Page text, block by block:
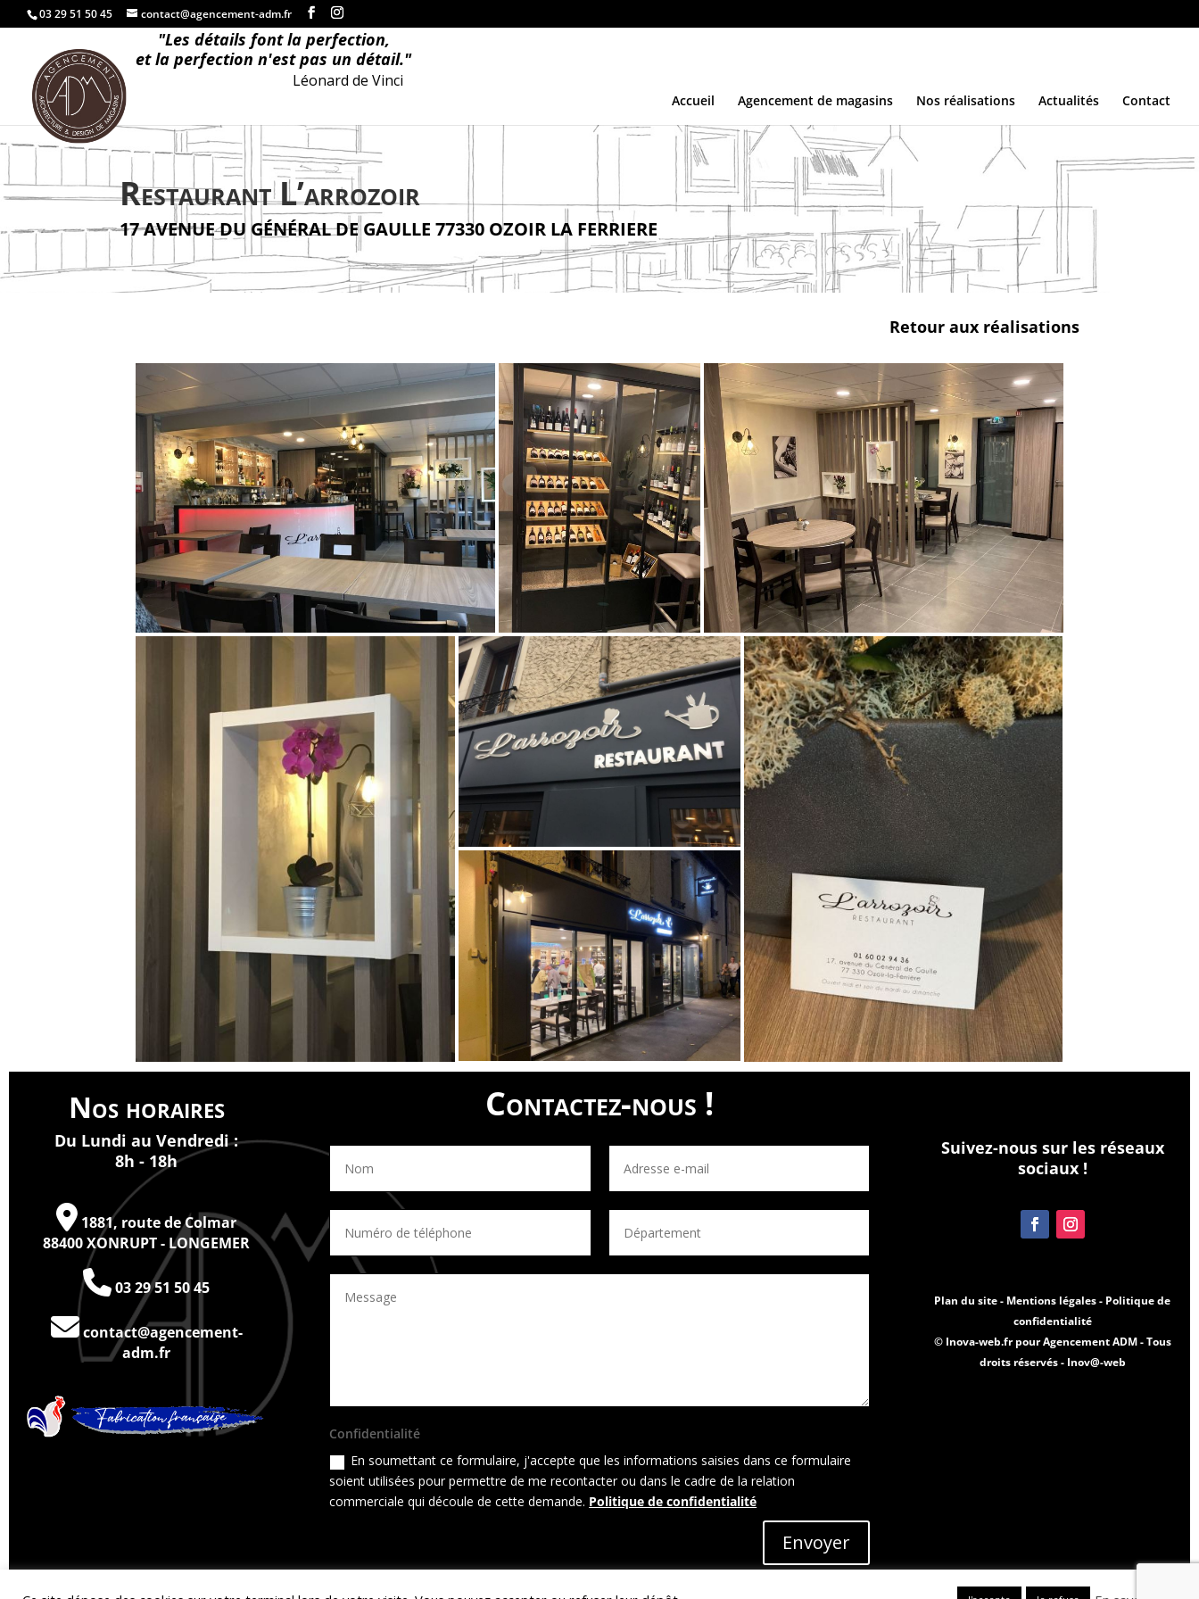
03 29 51 50 45 contact@agencement-adm.fr
"Les détails font la perfection,
et la perfection n'est pas un détail."
Léonard de Vinci
Accueil Agencement de magasins Nos réalisations Actualités Contact
Restaurant L’arrozoir
17 AVENUE DU GÉNÉRAL DE GAULLE 77330 OZOIR LA FERRIERE
Retour aux réalisations
Nos horaires
Du Lundi au Vendredi :
8h - 18h
1881, route de Colmar
88400 XONRUPT - LONGEMER
03 29 51 50 45
contact@agencement-
adm.fr
Contactez-nous !
Confidentialité
En soumettant ce formulaire, j'accepte que les informations saisies dans ce formulaire
soient utilisées pour permettre de me recontacter ou dans le cadre de la relation
commerciale qui découle de cette demande. Politique de confidentialité
Envoyer
Suivez-nous sur les réseaux
sociaux !
Plan du site - Mentions légales - Politique de
confidentialité
© Inova-web.fr pour Agencement ADM - Tous
droits réservés - Inov@-web